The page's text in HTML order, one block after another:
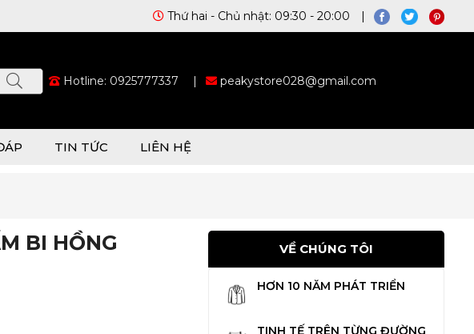
Thứ hai - Chủ nhật: 09:30 - 20:00 |
Hotline: 0925777337 | peakystore028@gmail.com
TIN TỨC LIÊN HỆ
BI HỒNG
VỀ CHÚNG TÔI
HƠN 10 NĂM PHÁT TRIỂN
TINH TẾ TRÊN TỪNG ĐƯỜNG